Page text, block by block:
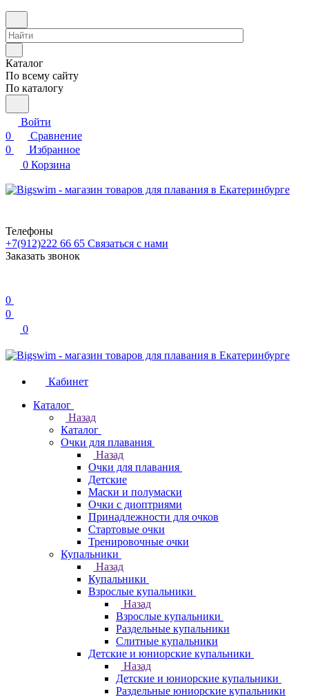
Каталог
По всему сайту
По каталогу
Войти
0
Сравнение
0
Избранное
0 Корзина
Телефоны
+7(912)222 66 65 Связаться с нами
Заказать звонок
0
0
0
Кабинет
Каталог
Назад
Каталог
Очки для плавания
Назад
Очки для плавания
Детские
Маски и полумаски
Очки с диоптриями
Принадлежности для очков
Стартовые очки
Тренировочные очки
Купальники
Назад
Купальники
Взрослые купальники
Назад
Взрослые купальники
Раздельные купальники
Слитные купальники
Детские и юниорские купальники
Назад
Детские и юниорские купальники
Раздельные юниорские купальники